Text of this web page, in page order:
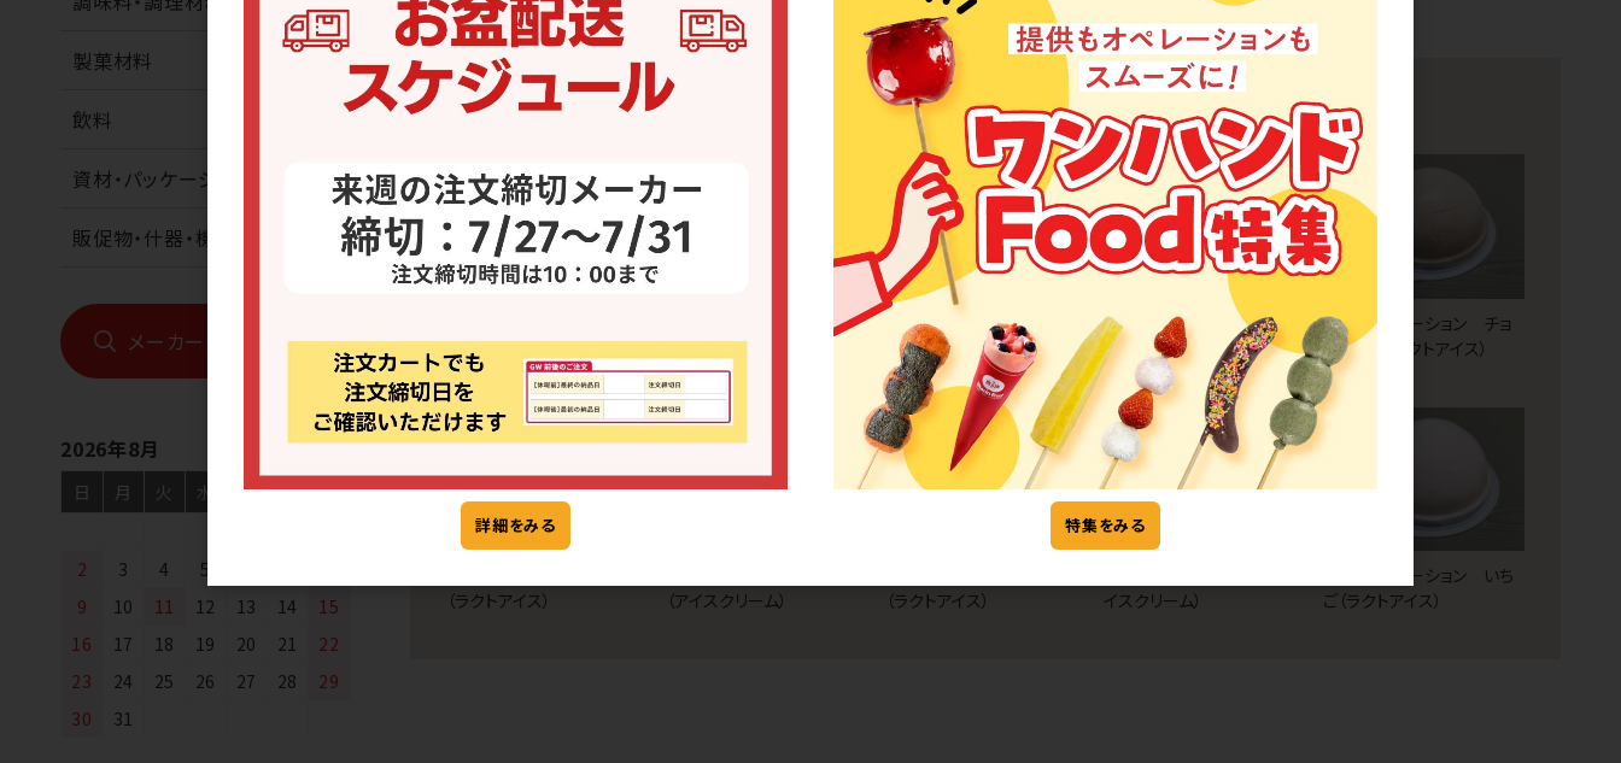
ポーションアイスの人気ランキング
ラ（ラクトアイス）
[26] ポーション 抹茶（ア
イスクリーム）
3
[26] フラットＰ バニラ
（アイスクリーム）
4
[26] ポーション マンゴ
ー（シャーベット）
5
[26] LSポーション チョ
コレート（ラクトアイス）
6
（ラクトアイス）
7
（アイスクリーム）
8
（ラクトアイス）
9
イスクリーム）
[26] LSポーション いち
ご（ラクトアイス）
製菓材料
飲料
資材・パッケージ
販促物・什器・機械
メーカーから探す
2026年8月
日 月 火 水 木 金
土
2
3 4 5
9
10 11 12 13 14
15
16
17 18 19 20 21
22
23
24 25 26 27 28
29
30
31
詳細をみる 特集をみる